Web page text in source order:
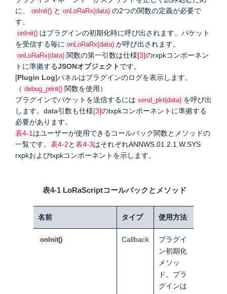
に、
onInit() と onLoRaRx(data) の2つの関数の定義が必要で
す。
onInit() はプラグインの初期化時に呼び出されます。パケット
を受信する毎に onLoRaRx(data) が呼び出されます。
onLoRaRx(data) 関数の第一引数は仕様[3]のrxpkコンポーネン
トに準拠するJSONオブジェクト です。
[Plugin Log]パネルはプラグインのログを表示します。
（ debug_print() 関数を使用）
プラグインでパケットを送信するには send_pkt(data) を呼び出
します。 data引数も仕様[3]のtxpkコンポーネントに準拠する
必要があります。
表4-1 はユーザーが使用できるコールバック関数とメソッドの
一覧です。 表4-2と表4-3はそれぞれANNWS.01.2.1.W.SYS
rxpkおよびtxpkコンポーネントを示します。
表4-1 LoRaScriptコールバックとメソッド
名前 タイプ 使用方法
onInit() Callback
プラグイ
ン初期化
メソッ
ド。プラ
グインは